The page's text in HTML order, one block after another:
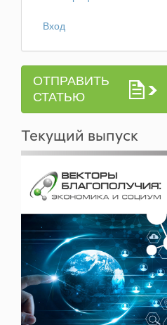
Вход
ОТПРАВИТЬ
СТАТЬЮ
Текущий выпуск